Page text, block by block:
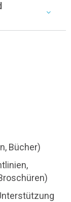
Bücher)